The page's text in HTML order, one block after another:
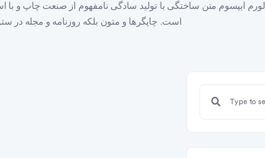
لورم ایپسوم متن ساختگی با تولید سادگی نامفهوم از صنعت چاپ و با
است. چاپگرها و متون بلکه روزنامه و مجله در